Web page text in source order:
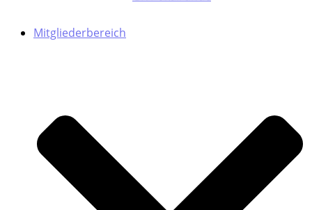
Mitgliederbereich